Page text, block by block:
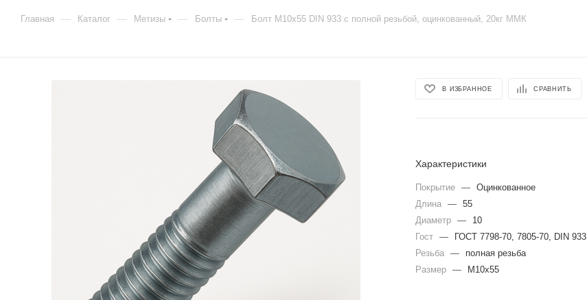
Главная — Каталог — Метизы — Болты — Болт М10x55 DIN 933 с полной резьбой, оцинкованный, 20кг ММК
В ИЗБРАННОЕ СРАВНИТЬ
Характеристики
Покрытие —
Оцинкованное
Длина
—
55
Диаметр
—
10
Гост
—
ГОСТ 7798-70, 7805-70, DIN 933
Резьба
—
полная резьба
Размер
— М10x55